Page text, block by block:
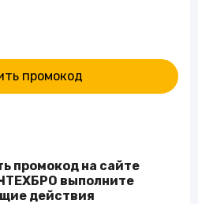
промокод
промокод на сайте
выполните
действия